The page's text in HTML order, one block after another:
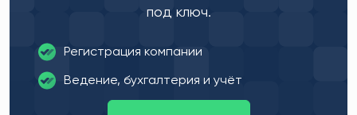
под ключ.
Регистрация компании
Ведение, бухгалтерия и учёт